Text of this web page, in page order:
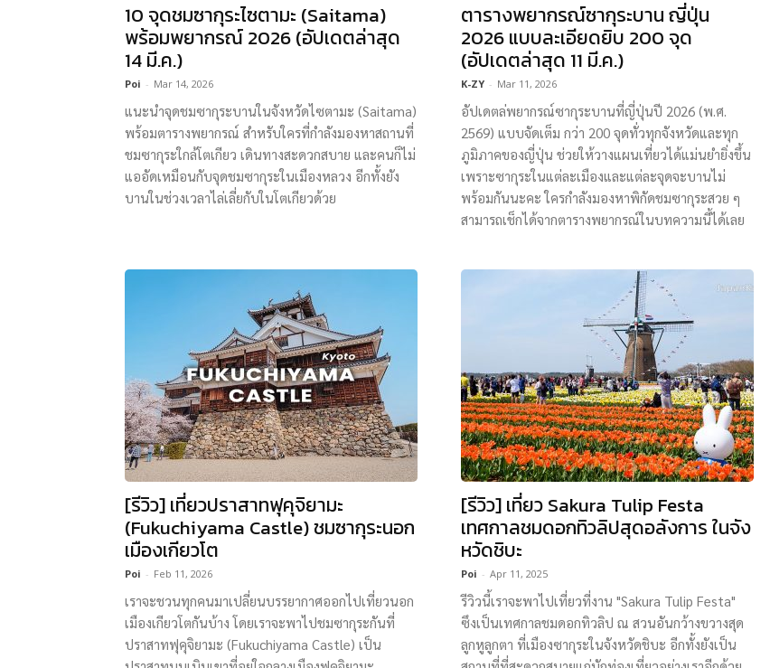
10 จุดชมซากุระไซตามะ (Saitama)
พร้อมพยากรณ์ 2026 (อัปเดตล่าสุด
14 มี.ค.)
Poi - Mar 14, 2026
แนะนำจุดชมซากุระบานในจังหวัดไซตามะ (Saitama)
พร้อมตารางพยากรณ์ สำหรับใครที่กำลังมองหาสถานที่
ชมซากุระใกล้โตเกียว เดินทางสะดวกสบาย และคนก็ไม่
แออัดเหมือนกับจุดชมซากุระในเมืองหลวง อีกทั้งยัง
บานในช่วงเวลาไล่เลี่ยกับในโตเกียวด้วย
ตารางพยากรณ์ซากุระบาน ญี่ปุ่น
2026 แบบละเอียดยิบ 200 จุด
(อัปเดตล่าสุด 11 มี.ค.)
K-ZY - Mar 11, 2026
อัปเดตล่พยากรณ์ซากุระบานที่ญี่ปุ่นปี 2026 (พ.ศ.
2569) แบบจัดเต็ม กว่า 200 จุดทั่วทุกจังหวัดและทุก
ภูมิภาคของญี่ปุ่น ช่วยให้วางแผนเที่ยวได้แม่นยำยิ่งขึ้น
เพราะซากุระในแต่ละเมืองและแต่ละจุดจะบานไม่
พร้อมกันนะคะ ใครกำลังมองหาพิกัดชมซากุระสวย ๆ
สามารถเช็กได้จากตารางพยากรณ์ในบทความนี้ได้เลย
[รีวิว] เที่ยวปราสาทฟุคุจิยามะ
(Fukuchiyama Castle) ชมซากุระนอก
เมืองเกียวโต
Poi - Feb 11, 2026
เราจะชวนทุกคนมาเปลี่ยนบรรยากาศออกไปเที่ยวนอก
เมืองเกียวโตกันบ้าง โดยเราจะพาไปชมซากุระกันที่
ปราสาทฟุคุจิยามะ (Fukuchiyama Castle) เป็น
[รีวิว] เที่ยว Sakura Tulip Festa
เทศกาลชมดอกทิวลิปสุดอลังการ ในจัง
หวัดชิบะ
Poi - Apr 11, 2025
รีวิวนี้เราจะพาไปเที่ยวที่งาน "Sakura Tulip Festa"
ซึงเป็นเทศกาลชมดอกทิวลิป ณ สวนอันกว้างขวางสุด
ลูกหูลูกตา ที่เมืองซากุระในจังหวัดชิบะ อีกทั้งยังเป็น